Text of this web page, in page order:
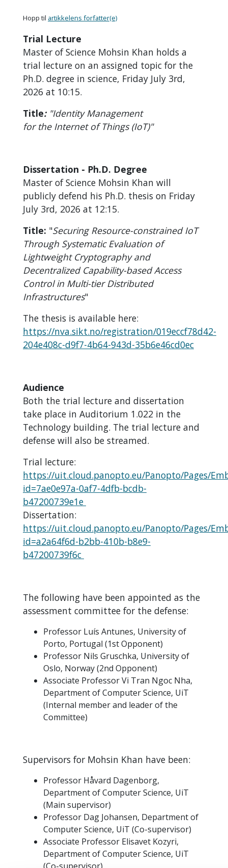
Hopp til artikkelens forfatter(e)
Trial Lecture
Master of Science Mohsin Khan holds a
trial lecture on an assigned topic for the
Ph.D. degree in science, Friday July 3rd,
2026 at 10:15.
Title:"Identity Management
for the Internet of Things (IoT)"
Dissertation - Ph.D. Degree
Master of Science Mohsin Khan will
publicly defend his Ph.D. thesis on Friday
July 3rd, 2026 at 12:15.
Title: "Securing Resource-constrained IoT
Through Systematic Evaluation of
Lightweight Cryptography and
Decentralized Capability-based Access
Control in Multi-tier Distributed
Infrastructures"
The thesis is available here:
https://nva.sikt.no/registration/019eccf78d42-
204e408c-d9f7-4b64-943d-35b6e46cd0ec
Audience
Both the trial lecture and dissertation
take place in Auditorium 1.022 in the
Technology building. The trial lecture and
defense will also be streamed.
Trial lecture:
https://uit.cloud.panopto.eu/Panopto/Pages/
id=7ae0e97a-0af7-4dfb-bcdb-
b47200739e1e
Dissertation:
https://uit.cloud.panopto.eu/Panopto/Pages/
id=a2a64f6d-b2bb-410b-b8e9-
b47200739f6c
The following have been appointed as the
assessment committee for the defense:
Professor Luís Antunes, University of
Porto, Portugal (1st Opponent)
Professor Nils Gruschka, University of
Oslo, Norway (2nd Opponent)
Associate Professor Vi Tran Ngoc Nha,
Department of Computer Science, UiT
(Internal member and leader of the
Committee)
Supervisors for Mohsin Khan have been:
Professor Håvard Dagenborg,
Department of Computer Science, UiT
(Main supervisor)
Professor Dag Johansen, Department of
Computer Science, UiT (Co-supervisor)
Associate Professor Elisavet Kozyri,
Department of Computer Science, UiT